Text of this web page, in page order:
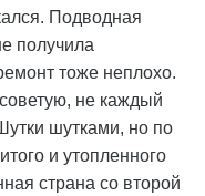
Подводная
получила
тоже неплохо.
не каждый
шутками, но по
и утопленного
страна со второй